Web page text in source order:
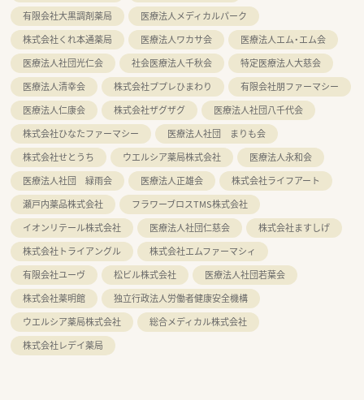
有限会社大黒調剤薬局
医療法人メディカルパーク
株式会社くれ本通薬局
医療法人ワカサ会
医療法人エム・エム会
医療法人社団光仁会
社会医療法人千秋会
特定医療法人大慈会
医療法人清幸会
株式会社ププレひまわり
有限会社朋ファーマシー
医療法人仁康会
株式会社ザグザグ
医療法人社団八千代会
株式会社ひなたファーマシー
医療法人社団 まりも会
株式会社せとうち
ウエルシア薬局株式会社
医療法人永和会
医療法人社団 緑雨会
医療法人正雄会
株式会社ライフアート
瀬戸内薬品株式会社
フラワーブロスTMS株式会社
イオンリテール株式会社
医療法人社団仁慈会
株式会社ますしげ
株式会社トライアングル
株式会社エムファーマシィ
有限会社ユーヴ
松ビル株式会社
医療法人社団若葉会
株式会社薬明館
独立行政法人労働者健康安全機構
ウエルシア薬局株式会社
総合メディカル株式会社
株式会社レデイ薬局